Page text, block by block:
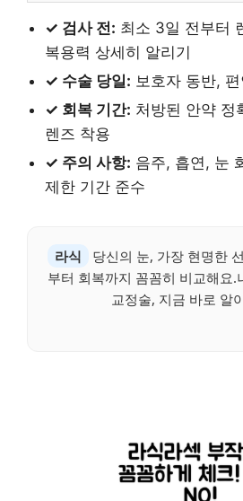
✓ 검사 전: 최소 3일 전부터
복용력 상세히 알리기
✓ 수술 당일: 보호자 동반,
✓ 회복 기간: 처방된 안약 정
렌즈 착용
✓ 주의 사항: 음주, 흡연, 눈
제한 기간 준수
라식
당신의 눈, 가장 현명한
부터 회복까지 꼼꼼히 비교해요.
교정술, 지금 바로 알